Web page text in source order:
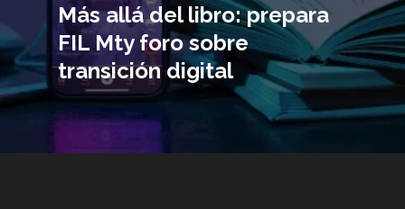
Más allá del libro: prepara
FIL Mty foro sobre
transición digital